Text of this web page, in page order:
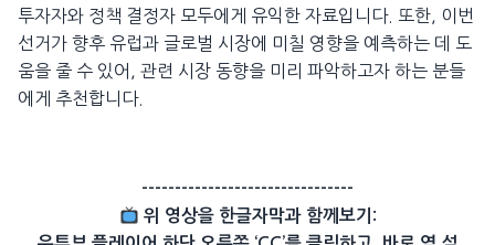
투자자와 정책 결정자 모두에게 유익한 자료입니다. 또한, 이번
선거가 향후 유럽과 글로벌 시장에 미칠 영향을 예측하는 데 도
움을 줄 수 있어, 관련 시장 동향을 미리 파악하고자 하는 분들
에게 추천합니다.
--------------------------------
위 영상을 한글자막과 함께보기: